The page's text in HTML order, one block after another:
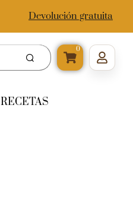
Devolución gratuita
0
RECETAS